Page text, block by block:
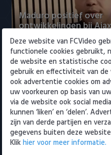
Maduro positief over
ontwikkelingen bij
5 augustus 2026 15:00
Eredivisie
Maak kennis met Sami
Bouhoudane (Cambuur)
Deze website van FCVideo
functionele cookies gebruikt,
de website en statistische
gebruik en effectiviteit van
ook advertentie cookies om
uw voorkeuren op basis van
via de website ook social
kunnen ‘liken’ en ‘delen’.
zijn van derde partijen en
gegevens buiten deze
Klikhier voor meer informatie.